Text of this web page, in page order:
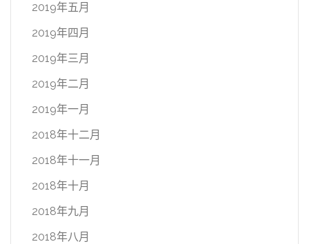
2019年五月
2019年四月
2019年三月
2019年二月
2019年一月
2018年十二月
2018年十一月
2018年十月
2018年九月
2018年八月